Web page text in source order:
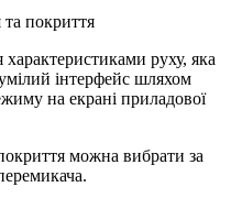
покриття
руху, яка
інтерфейс шляхом
на екрані приладової
можна вибрати за